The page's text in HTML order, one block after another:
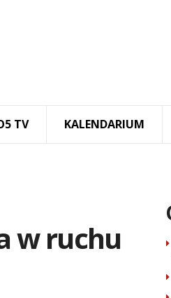
TV KALENDARIUM
w ruchu